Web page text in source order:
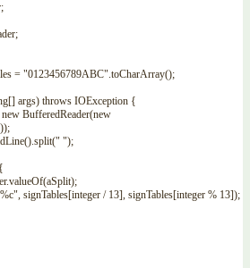
;
;
= "0123456789ABC".toCharArray();
[] args) throws IOException {
new BufferedReader(new
));
().split(" ");
{
.valueOf(aSplit);
, signTables[integer / 13], signTables[integer % 13]);